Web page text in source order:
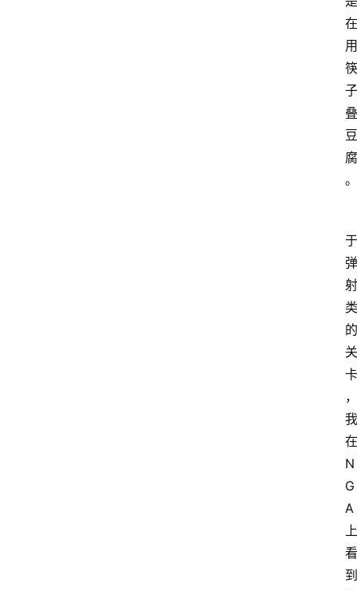
在
用
筷
子
叠
豆
腐
。
于
弹
射
类
的
关
卡
，
我
在
N
G
A
上
看
到